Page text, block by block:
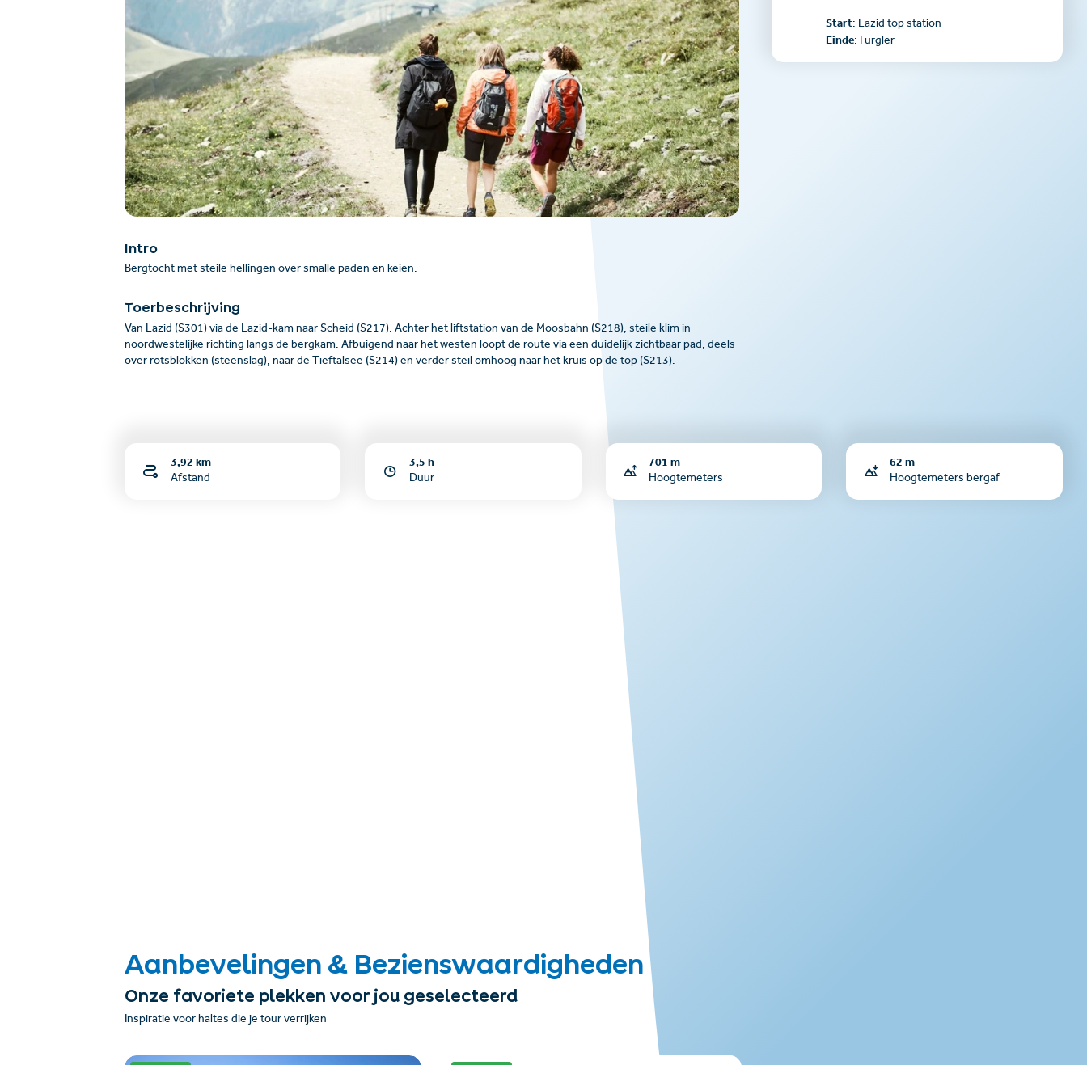
Intro
Bergtocht met steile hellingen over smalle paden en keien.
Toerbeschrijving
Van Lazid (S301) via de Lazid-kam naar Scheid (S217). Achter het liftstation van de Moosbahn (S218), steile klim in
noordwestelijke richting langs de bergkam. Afbuigend naar het westen loopt de route via een duidelijk zichtbaar pad, deels
over rotsblokken (steenslag), naar de Tieftalsee (S214) en verder steil omhoog naar het kruis op de top (S213).
Start: Lazid top station
Einde: Furgler
3,92 km
Afstand
3,5 h
Duur
701 m
Hoogtemeters
62 m
Hoogtemeters bergaf
Aanbevelingen & Bezienswaardigheden
Onze favoriete plekken voor jou geselecteerd
Inspiratie voor haltes die je tour verrijken